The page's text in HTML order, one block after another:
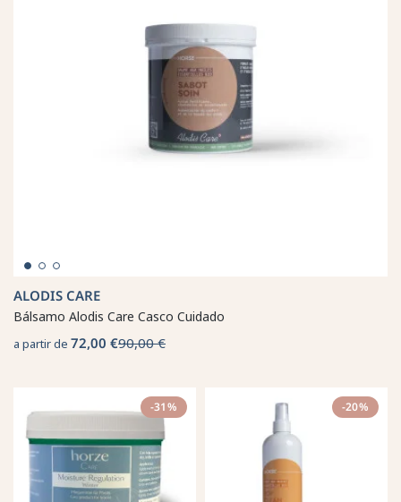
ALODIS CARE
Bálsamo Alodis Care Casco Cuidado
a partir de 72,00 €90,00 €
-31% -20%